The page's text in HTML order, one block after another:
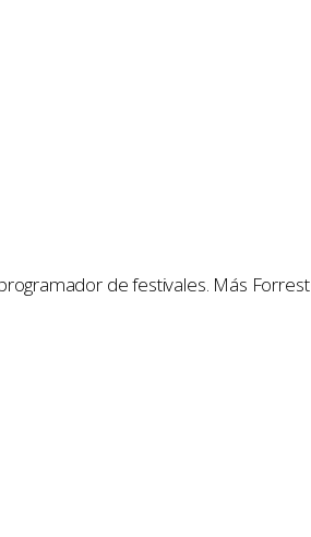
de festivales. Más Forrest